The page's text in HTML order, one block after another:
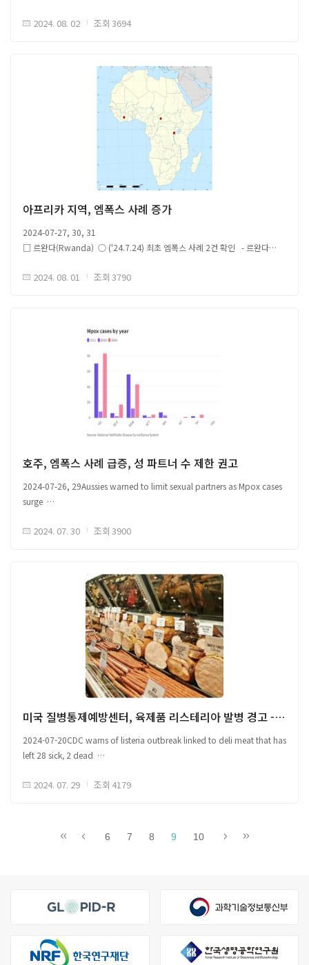
○ 홍콩 보건보호센터(The Centre for Health Protection, CHP)는 최근 중국
관리해 줄 것을 당부함 - 조류 인플루엔자 A(H5N6) 감염 사례는 중국 안후이
성 허페이에 거주하던 70대 여성 - 인플루엔자 증상이 나타나기 직전 가금류
판매 시장 방문 이력 있음 ○ 보건 당국은 감염지역에서 귀국하는 여행자에게
증상이 나타나면 즉시 병원을 찾아 의사와 상담해야하며, 여행 이력을 알려야
하고 여행 중 살아있는 가금류와 접촉했었는지 여부도 함께 알려 의사가
조류 인플루엔자의 가능성을 확인하고 적기에 필요한 조치를 할 수 있도록
해당 자료는 감염병 이슈 공유를 위한 국외 자료를 바탕으로 국문으로
작성되었으며, 본 글로피드-알 코리아의 공식 견해는 아닙니다.원문은
확인할 수 있습니다.원문 출처 Link 배너이미지 출처(CHP) Link
2024. 08. 02 조회 3694
아프리카 지역, 엠폭스 사례 증가
2024-07-27, 30, 31
□ 르완다(Rwanda) ○ ('24.7.24) 최초 엠폭스 사례 2건 확인 - 르완다
조치 권고 ○ 코로나19 팬데믹 기간 구축된 신속대응 시스템을 통한 잠재적
농업노동자, Koumassi Campement 거주자 20세 학생 - Abidjan
및 Dakar 파스퇴르 연구소 분석
□ 중앙아프리카공화국(Central African Republic) ○ 농촌 지역 내 발병한
엠폭스, 감염 사실을 밝히지 않고 생활한 이유로 수도 까지 빠르게 확산 ○ 이웃
국가인 콩고민주공화국에서는 새로운 엠폭스 균주가 확산되고 있는 중임 -
('24년 상반기) 12,300건 이상 의심 사례 기록, 479건 사망 ○ 또 다른 이웃
국가인 부룬디는 최근 3건 엠폭스 사례 발생, 르완다 2건 발생
해당 자료는 감염병 이슈 공유를 위한 국외 자료를 바탕으로 국문으로
작성되었으며, 본 글로피드-알 코리아의 공식 견해는 아닙니다.원문은
확인할 수 있습니다.원문 출처 Link1, Link2, Link3
2024. 08. 01 조회 3790
호주, 엠폭스 사례 급증, 성 파트너 수 제한 권고
2024-07-26, 29Aussies warned to limit sexual partners as Mpox cases
surge
해외 여행객으로부터 첫 엠폭스 발견 후 총 144명 확진, '23년 총 26건 보다
< 호주 연도별 각 주의 엠폭스 사례 >
□ 증상 발견 시 신속한 의료 상담 및 검사 권고, 엠폭스 감염 후 최대 21일까지
증상 발현 ○ 최적의 보호를 위한 백신 2회 접종 권고
○ 감염자 접촉을 피하고, 성 파트너 수 제한 권고
해당 자료는 감염병 이슈 공유를 위한 국외 자료를 바탕으로 국문으로
작성되었으며, 본 글로피드-알 코리아의 공식 견해는 아닙니다.원문은
글로피드-알 코리아 홈페이지(https://www.glopid-r-korea.kr/)을 통해
Surveillance System
2024. 07. 30 조회 3900
미국 질병통제예방센터, 육제품 리스테리아 발병 경고 - 28명 감염, 2명 사망
2024-07-20CDC warns of listeria outbreak linked to deli meat that has
left 28 sick, 2 dead
CDC), 12개 주 리스테리아 발병 deli meat(델리미트,
6건으로 그 뒤를 이음 - 일리노이, 조지아, 매사추세츠, 미네소타, 미주리,
중 - 다수 환자들 감염 전 델리미트 정육점에서 절단한 육류를 섭취한 이력이
18명 중 16명, 델리미트 정육점에서 절단한 육류(터키, 리버워스트, 햄)를 섭취
이력 - 5월 29일~7월 5일 사이 감염, 환자 연령 32세~94세로 평균 75세 -
2024. 07. 29 조회 4179
6 7 8 9 10